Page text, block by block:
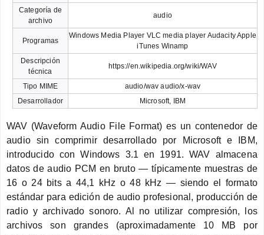
Categoría de
archivo
audio
Programas
Windows Media Player VLC media player Audacity Apple
iTunes Winamp
Descripción
técnica
https://en.wikipedia.org/wiki/WAV
Tipo MIME
audio/wav audio/x-wav
Desarrollador
Microsoft, IBM
WAV (Waveform Audio File Format) es un contenedor de
audio sin comprimir desarrollado por Microsoft e IBM,
introducido con Windows 3.1 en 1991. WAV almacena
datos de audio PCM en bruto — típicamente muestras de
16 o 24 bits a 44,1 kHz o 48 kHz — siendo el formato
estándar para edición de audio profesional, producción de
radio y archivado sonoro. Al no utilizar compresión, los
archivos son grandes (aproximadamente 10 MB por